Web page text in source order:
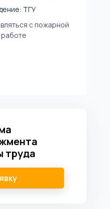
ТГУ
с пожарной
труда